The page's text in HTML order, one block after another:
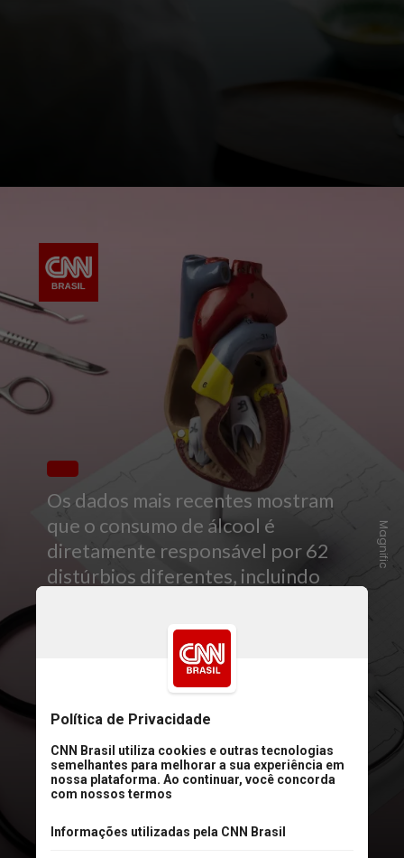
Os dados mais recentes mostram
que o consumo de álcool é
diretamente responsável por 62
distúrbios diferentes, incluindo
psicótico, gastrite, úlceras,
pancreatite e esteatose hepática,
além de condições mais conhecidas
Magnific